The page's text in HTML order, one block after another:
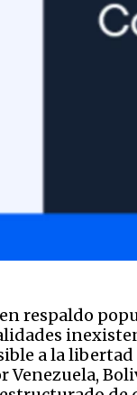
respaldo
a la
Venezuela,